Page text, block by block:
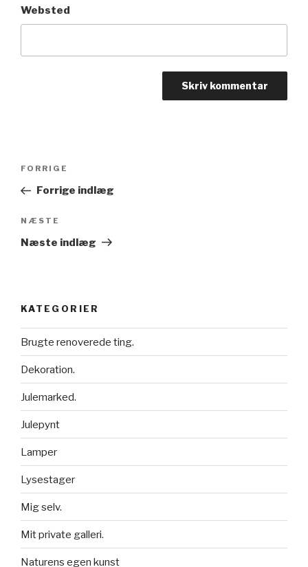
Websted
Indlægsnavigation
Forrige
indlæg
FORRIGE
Forrige indlæg
Næste
indlæg
NÆSTE
Næste indlæg
KATEGORIER
Brugte renoverede ting.
Dekoration.
Julemarked.
Julepynt
Lamper
Lysestager
Mig selv.
Mit private galleri.
Naturens egen kunst